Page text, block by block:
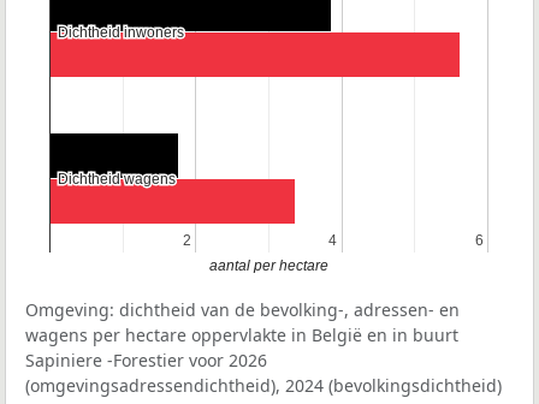
2
2 4
4 6
6
Dichtheid inwoners
Dichtheid inwoners
Dichtheid wagens
Dichtheid wagens
aantal per hectare
Omgeving: dichtheid van de bevolking-, adressen- en
wagens per hectare oppervlakte in België en in buurt
Sapiniere -Forestier voor 2026
(omgevingsadressendichtheid), 2024 (bevolkingsdichtheid)